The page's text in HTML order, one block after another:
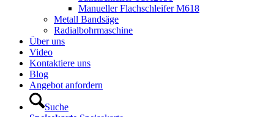
Manueller Flachschleifer M618
Metall Bandsäge
Radialbohrmaschine
Über uns
Video
Kontaktiere uns
Blog
Angebot anfordern
Suche